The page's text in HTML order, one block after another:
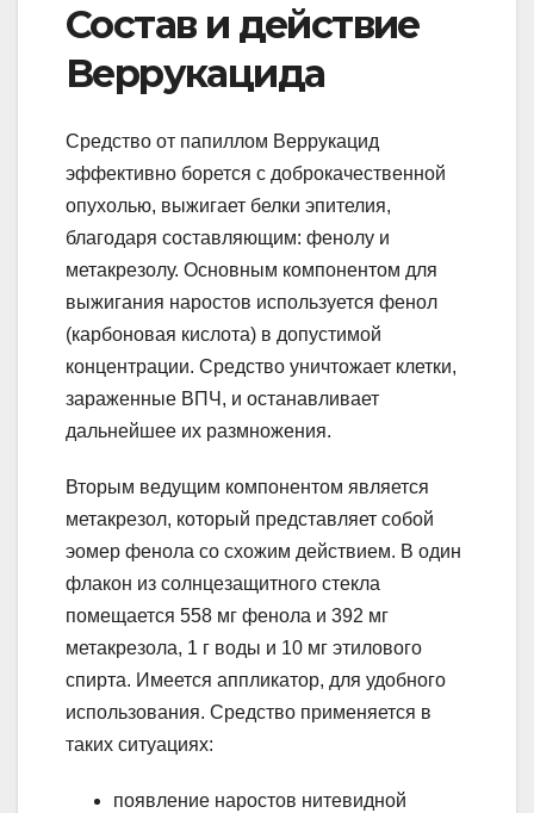
Состав и действие
Веррукацида
Средство от папиллом Веррукацид
эффективно борется с доброкачественной
опухолью, выжигает белки эпителия,
благодаря составляющим: фенолу и
метакрезолу. Основным компонентом для
выжигания наростов используется фенол
(карбоновая кислота) в допустимой
концентрации. Средство уничтожает клетки,
зараженные ВПЧ, и останавливает
дальнейшее их размножения.
Вторым ведущим компонентом является
метакрезол, который представляет собой
эомер фенола со схожим действием. В один
флакон из солнцезащитного стекла
помещается 558 мг фенола и 392 мг
метакрезола, 1 г воды и 10 мг этилового
спирта. Имеется аппликатор, для удобного
использования. Средство применяется в
таких ситуациях:
появление наростов нитевидной